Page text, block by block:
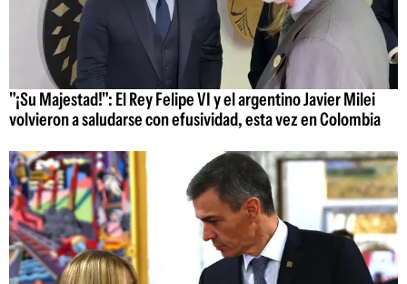
"¡Su Majestad!": El Rey Felipe VI y el argentino Javier Milei
volvieron a saludarse con efusividad, esta vez en Colombia